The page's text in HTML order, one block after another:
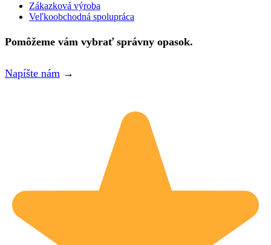
Zákazková výroba
Veľkoobchodná spolupráca
Pomôžeme vám vybrať správny opasok.
Napíšte nám →